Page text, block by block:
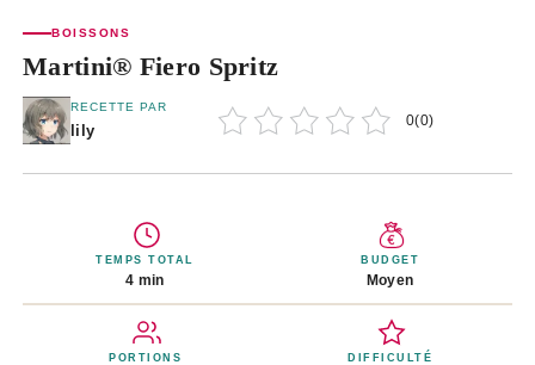
BOISSONS
Martini® Fiero Spritz
RECETTE PAR
lily
0(0)
TEMPS TOTAL
4 min
BUDGET
Moyen
PORTIONS DIFFICULTÉ